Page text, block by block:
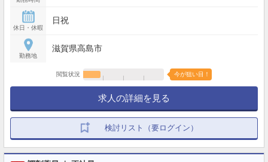
休日・休暇
日祝
勤務地
滋賀県高島市
閲覧状況 今が狙い目！
求人の詳細を見る
検討リスト（要ログイン）